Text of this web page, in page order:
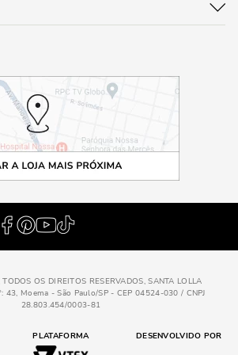
OS DIREITOS RESERVADOS, SANTA LOLLA
43, Moema - São Paulo/SP - CEP 04524-030 / CNPJ
28.803.454/0003-81
PLATAFORMA DESENVOLVIDO POR